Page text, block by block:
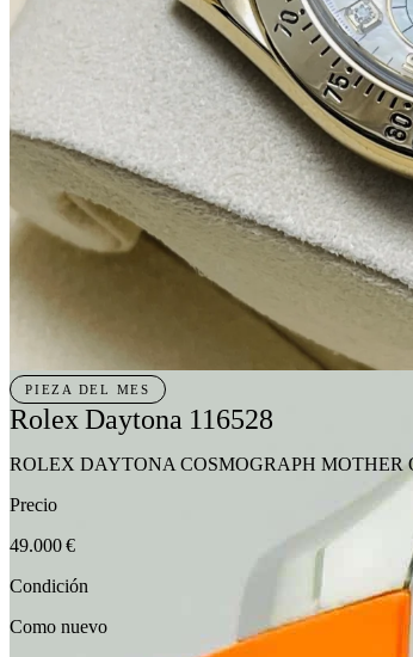
Marcas
PIEZA DEL MES
Rolex Daytona 116528
ROLEX DAYTONA COSMOGRAPH
Precio
49.000 €
Condición
Como nuevo